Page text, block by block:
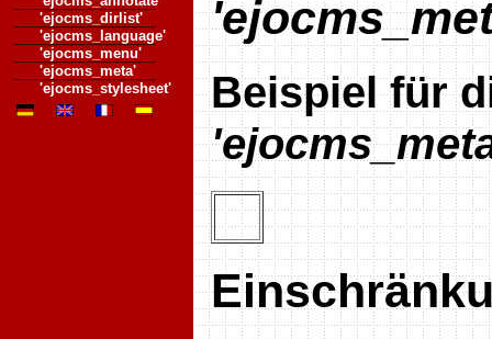
'ejocms_dirlist'
'ejocms_language'
'ejocms_menu'
'ejocms_meta'
'ejocms_stylesheet'
Beispiel für